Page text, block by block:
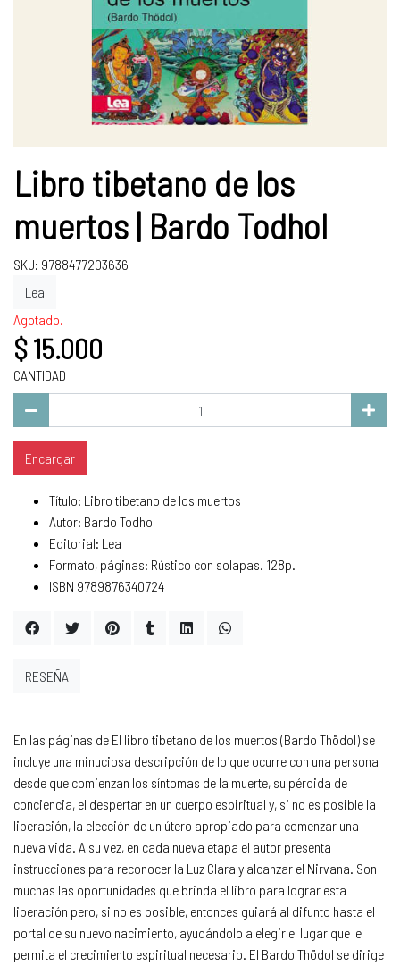
Libro tibetano de los
muertos | Bardo Todhol
SKU: 9788477203636
Lea
Agotado.
$ 15.000
CANTIDAD
Encargar
Título: Libro tibetano de los muertos
Autor: Bardo Todhol
Editorial: Lea
Formato, páginas: Rústico con solapas. 128p.
ISBN 9789876340724
En las páginas de El libro tibetano de los muertos (Bardo Thödol) se
incluye una minuciosa descripción de lo que ocurre con una persona
desde que comienzan los síntomas de la muerte, su pérdida de
conciencia, el despertar en un cuerpo espiritual y, si no es posible la
liberación, la elección de un útero apropiado para comenzar una
nueva vida. A su vez, en cada nueva etapa el autor presenta
instrucciones para reconocer la Luz Clara y alcanzar el Nirvana. Son
muchas las oportunidades que brinda el libro para lograr esta
liberación pero, si no es posible, entonces guiará al difunto hasta el
portal de su nuevo nacimiento, ayudándolo a elegir el lugar que le
permita el crecimiento espiritual necesario. El Bardo Thödol se dirige
RESEÑA